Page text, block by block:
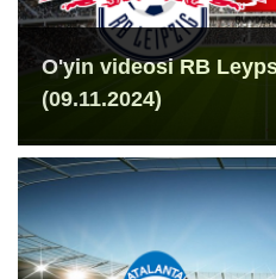
O'yin videosi RB
(09.11.2024)